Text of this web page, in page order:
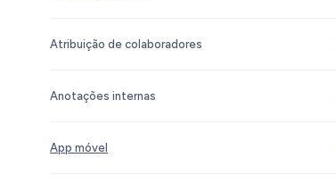
Atribuição de colaboradores
Anotações internas
App móvel